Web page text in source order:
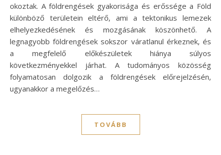
okoztak. A földrengések gyakorisága és erőssége a Föld
különböző területein eltérő, ami a tektonikus lemezek
elhelyezkedésének és mozgásának köszönhető. A
legnagyobb földrengések sokszor váratlanul érkeznek, és
a megfelelő előkészületek hiánya súlyos
következményekkel járhat. A tudományos közösség
folyamatosan dolgozik a földrengések előrejelzésén,
ugyanakkor a megelőzés…
TOVÁBB